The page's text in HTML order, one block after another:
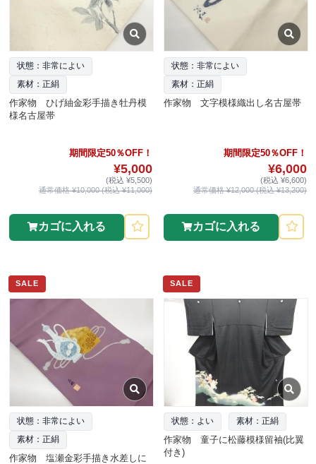
状態：非常によい
素材：正絹
作家物 ひげ紬金彩手描き牡丹模
様名古屋帯
期間限定50％OFF！
¥5,000
(税込 ¥5,500)
通常価格 ¥10,000 (税込 ¥11,000)
カゴに入れる
状態：非常によい
素材：正絹
作家物 文字模様織出し名古屋帯
期間限定50％OFF！
¥6,000
(税込 ¥6,600)
通常価格 ¥12,000 (税込 ¥13,200)
カゴに入れる
SALE
状態：非常によい
素材：正絹
作家物 塩瀬金彩手描き水差しに
SALE
状態：よい 素材：正絹
作家物 童子に松藤模様留袖(比翼
付き)